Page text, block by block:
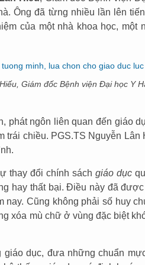
Ông đã từng nhiều lần lên
của một nhà khoa học, một
Giám đốc Bệnh viện Đại học Y
phát ngôn liên quan đến giáo
chiều. PGS.TS Nguyễn Lân
thay đổi chính sách giáo dục
hay thất bại. Điều này đã
nay. Cũng không phải số huy
xóa mù chữ ở vùng đặc biệt
dục, đưa những chuẩn